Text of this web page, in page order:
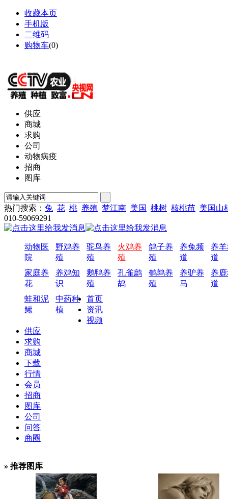
收藏本页
手机版
二维码
购物车(0)
供应
商城
求购
公司
动物病疫
招商
图库
热门搜索： 兔 花 桃 养殖 梦江南 美国 桃树 核桃苗 美国山
010-59069291
动物医
院
野鸡养
殖
驼鸟养
殖
火鸡养
殖
鸽子养
殖
养兔频
道
养
道
家庭养
花
养鸡知
识
鹅鸭养
殖
孔雀鹧
鸪
鹌鹑养
殖
养驴养
马
养
道
蛙和泥
鳅
中药种
植
首页
资讯
视频
供应
求购
商城
下载
行情
会员
招商
图库
公司
问答
商圈
» 推荐图库